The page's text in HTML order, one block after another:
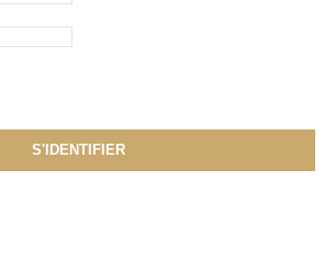
S'IDENTIFIER